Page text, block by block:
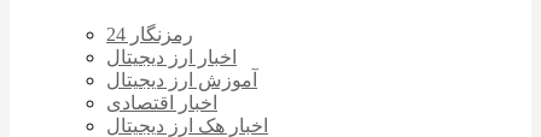
رمزنگار 24
اخبار ارز دیجیتال
آموزش ارز دیجیتال
اخبار اقتصادی
اخبار هک ارز دیجیتال